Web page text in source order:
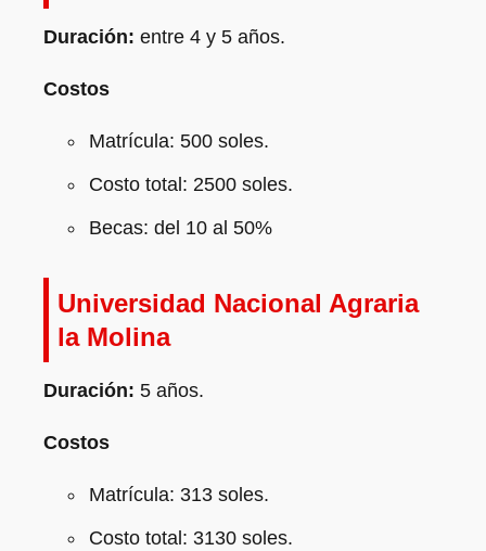
Duración: entre 4 y 5 años.
Costos
Matrícula: 500 soles.
Costo total: 2500 soles.
Becas: del 10 al 50%
Universidad Nacional Agraria
la Molina
Duración: 5 años.
Costos
Matrícula: 313 soles.
Costo total: 3130 soles.